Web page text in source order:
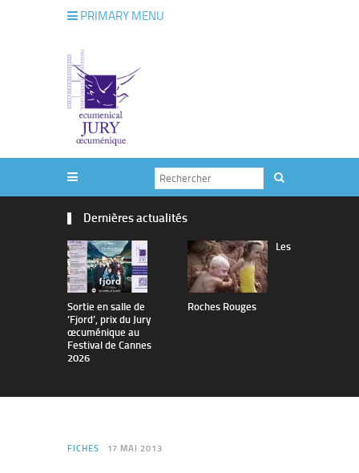
PRIMARY MENU
Dernières actualités
Sortie en salle de
’Fjord’, prix du Jury
œcuménique au
Festival de Cannes
2026
Les
Roches Rouges
FICHES 17 MAI 2013